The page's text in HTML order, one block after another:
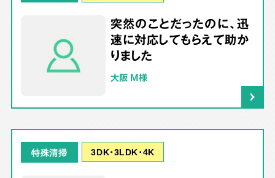
突然のことだったのに、迅
速に対応してもらえて助か
りました
大阪 M様
特殊清掃 3DK･3LDK･4K